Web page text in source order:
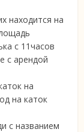
находится на
с 11часов
с арендой
на
на каток
с названием